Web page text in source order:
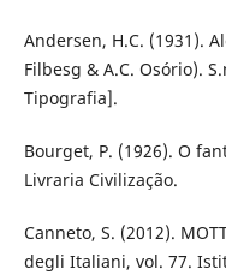
Andersen, H.C. (1931).
Filbesg & A.C. Osório).
Tipografia].
Bourget, P. (1926). O
Livraria Civilização.
Canneto, S. (2012).
degli Italiani, vol. 77.